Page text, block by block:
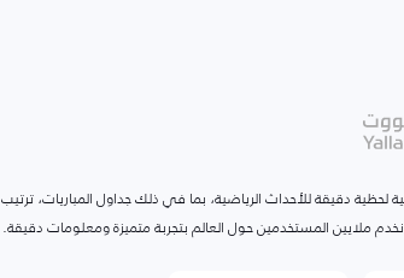
دقيقة للأحداث الرياضية، بما في ذلك جداول المباريات، ترتيب
نخدم ملايين المستخدمين حول العالم بتجربة متميزة ومعلومات دقيقة.